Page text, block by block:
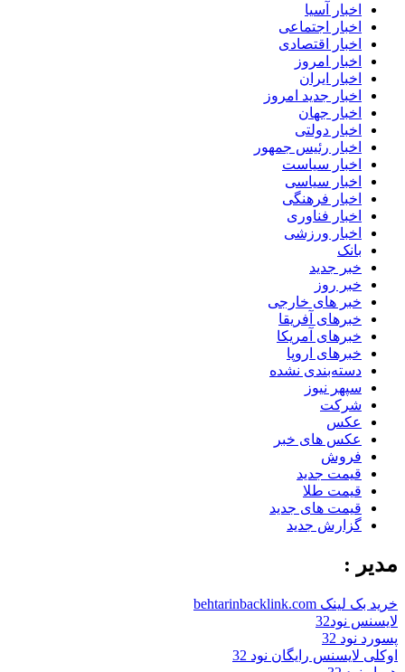
اخبار آسیا
اخبار اجتماعی
اخبار اقتصادی
اخبار امروز
اخبار ایران
اخبار جدید امروز
اخبار جهان
اخبار دولتی
اخبار رئیس جمهور
اخبار سیاست
اخبار سیاسی
اخبار فرهنگی
اخبار فناوری
اخبار ورزشی
بانک
خبر جدید
خبر روز
خبر های خارجی
خبرهای آفریقا
خبرهای آمریکا
خبرهای اروپا
دسته‌بندی نشده
سپهر نیوز
شرکت
عکس
عکس های خبر
فروش
قیمت جدید
قیمت طلا
قیمت های جدید
گزارش جدید
مدیر :
خرید بک لینک behtarinbacklink.com
لایسنس نود32
پسورد نود 32
اوکلی لایسنس رایگان نود 32